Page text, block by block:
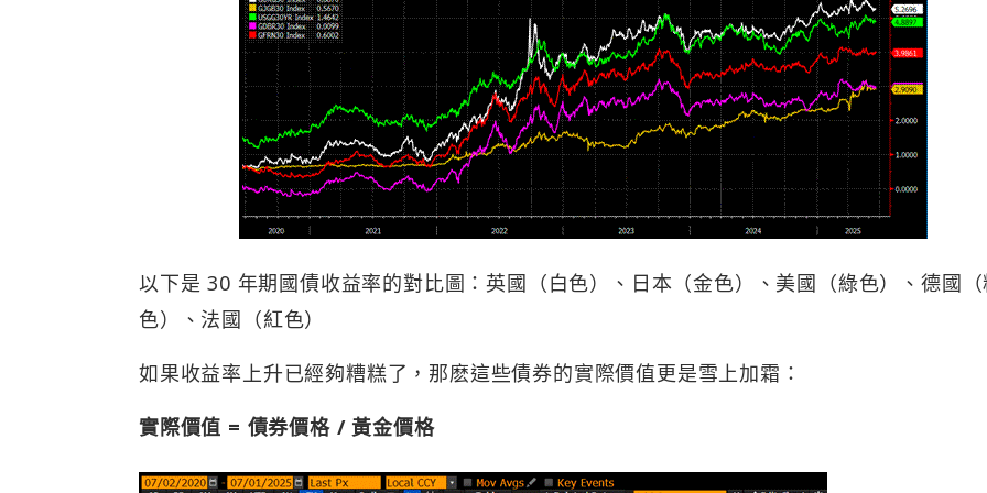
以下是 30 年期國債收益率的對比圖：英國（白色）、日本（金色）、美國（綠色）、德國
色）、法國（紅色）
如果收益率上升已經夠糟糕了，那麽這些債券的實際價值更是雪上加霜：
實際價值 = 債券價格 / 黃金價格